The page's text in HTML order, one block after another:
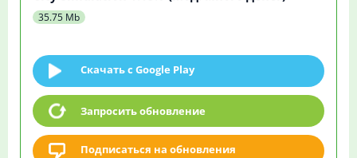
35.75 Mb
Скачать c Google Play
Запросить обновление
Подписаться на обновления